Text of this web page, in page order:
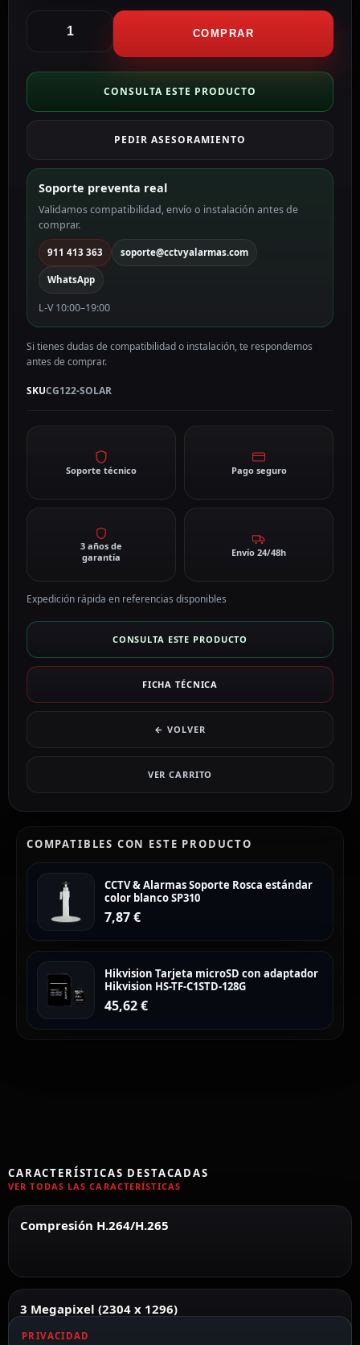
Exterior
Wifi
batería
3
2.97
mm,
WiFi,
PoE
CG122-
SOLAR
cantidad
COMPRAR
CONSULTA ESTE PRODUCTO
PEDIR ASESORAMIENTO
Soporte preventa real
Validamos compatibilidad, envío o instalación antes de
comprar.
911 413 363 soporte@cctvyalarmas.com
WhatsApp
L-V 10:00–19:00
Si tienes dudas de compatibilidad o instalación, te respondemos
antes de comprar.
SKUCG122-SOLAR
Soporte técnico Pago seguro
3 años de
garantía
Envío 24/48h
Expedición rápida en referencias disponibles
CONSULTA ESTE PRODUCTO
FICHA TÉCNICA
← VOLVER
VER CARRITO
COMPATIBLES CON ESTE PRODUCTO
CCTV & Alarmas Soporte Rosca estándar
color blanco SP310
7,87€
Hikvision Tarjeta microSD con adaptador
Hikvision HS-TF-C1STD-128G
45,62€
CARACTERÍSTICAS DESTACADAS
VER TODAS LAS CARACTERÍSTICAS
Compresión H.264/H.265
3 Megapixel (2304 x 1296)
PRIVACIDAD